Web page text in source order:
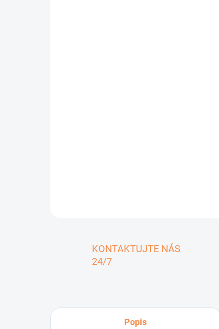
KONTAKTUJTE NÁS
24/7
Popis